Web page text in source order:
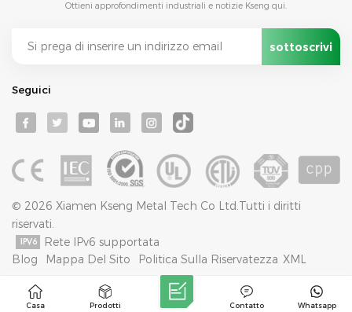
Ottieni approfondimenti industriali e notizie Kseng qui.
Seguici
© 2026 Xiamen Kseng Metal Tech Co Ltd.Tutti i diritti
riservati.
Rete IPv6 supportata
Blog
Mappa Del Sito Politica Sulla Riservatezza XML
Casa Prodotti Whatsapp
Contatto